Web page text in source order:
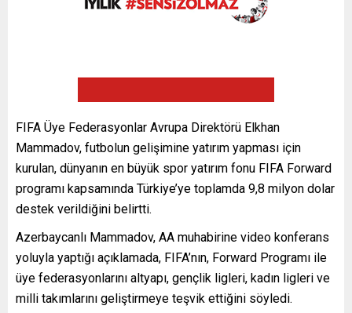
FIFA Üye Federasyonlar Avrupa Direktörü Elkhan
Mammadov, futbolun gelişimine yatırım yapması için
kurulan, dünyanın en büyük spor yatırım fonu FIFA Forward
programı kapsamında Türkiye’ye toplamda 9,8 milyon dolar
destek verildiğini belirtti.
Azerbaycanlı Mammadov, AA muhabirine video konferans
yoluyla yaptığı açıklamada, FIFA’nın, Forward Programı ile
üye federasyonlarını altyapı, gençlik ligleri, kadın ligleri ve
milli takımlarını geliştirmeye teşvik ettiğini söyledi.